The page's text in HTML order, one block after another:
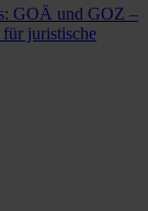
GOÄ und GOZ –
juristische